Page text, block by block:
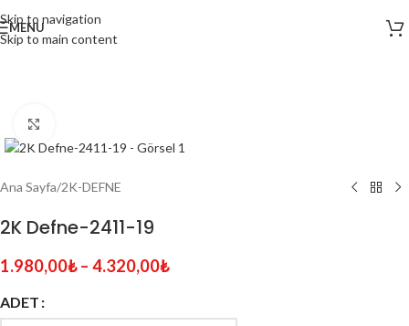
Skip to navigation
Skip to main content
MENU
Ana Sayfa/2K-DEFNE
2K Defne-2411-19
1.980,00₺ – 4.320,00₺
ADET